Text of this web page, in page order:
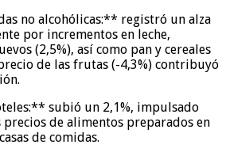
no alcohólicas:** registró un alza
por incrementos en leche,
(2,5%), así como pan y cereales
de las frutas (-4,3%) contribuyó
subió un 2,1%, impulsado
de alimentos preparados en
de comidas.